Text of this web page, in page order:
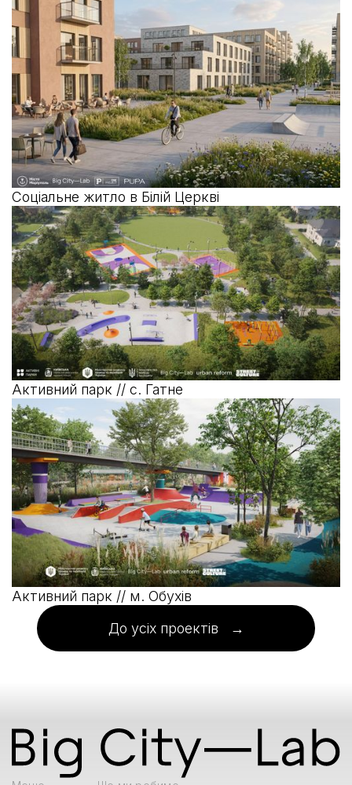
Соціальне житло в Білій Церкві
Активний парк // с. Гатне
Активний парк // м. Обухів
До усіх проектів →